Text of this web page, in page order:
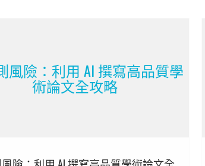
風險：利用 AI 撰寫高品質學
術論文全攻略